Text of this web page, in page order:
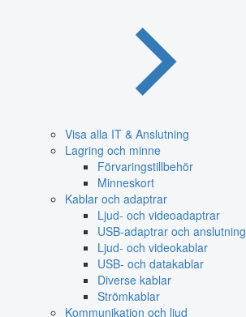
Visa alla IT & Anslutning
Lagring och minne
Förvaringstillbehör
Minneskort
Kablar och adaptrar
Ljud- och videoadaptrar
USB-adaptrar och anslutning
Ljud- och videokablar
USB- och datakablar
Diverse kablar
Strömkablar
Kommunikation och ljud